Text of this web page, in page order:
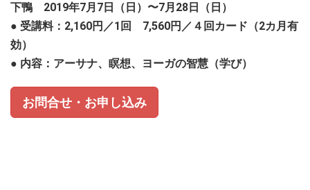
下鴨 2019年7月7日（日）〜7月28日（日）
● 受講料：2,160円／1回 7,560円／４回カード（2カ月有
効）
● 内容：アーサナ、瞑想、ヨーガの智慧（学び）
お問合せ・お申し込み